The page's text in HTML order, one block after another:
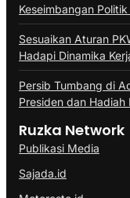
Keseimbangan
Sesuaikan Aturan
Hadapi Dinamika
Persib Tumbang di
Presiden dan Hadiah
Ruzka Network
Publikasi Media
Sajada.id